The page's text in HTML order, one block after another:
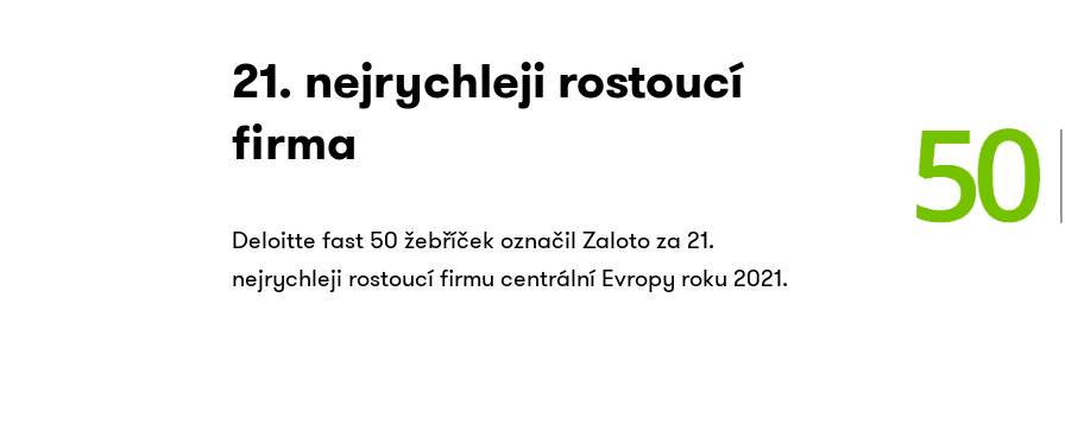
21. nejrychleji rostoucí
firma
Deloitte fast 50 žebříček označil Zaloto za 21.
nejrychleji rostoucí firmu centrální Evropy roku 2021.